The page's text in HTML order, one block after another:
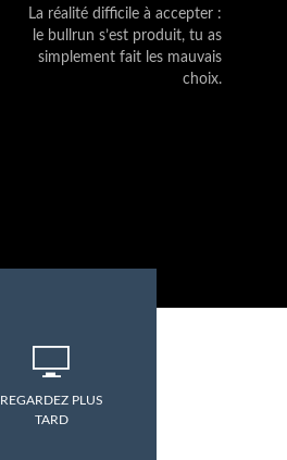
La réalité difficile à accepter :
le bullrun s’est produit, tu as
simplement fait les mauvais
choix.
REGARDEZ PLUS
TARD